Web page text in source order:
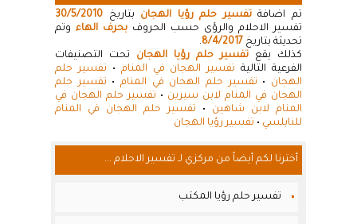
تم اضافةتفسير حلم رؤيا الهجان بتاريخ 30/5/2010
تفسير الاحلام والرؤى حسب الحروف بحرف الهاء وتم
تحديثة بتاريخ 8/4/2017
.
كذلك يقع تفسير حلم رؤيا الهجان تحت التصنيفات
الفرعية التالية تفسير الهجان في المنام • تفسير حلم
الهجان • تفسير حلم الهجان في المنام• تفسير حلم
الهجان في المنام لابن سيرين • تفسير حلم الهجان في
المنام لابن شاهين • تفسير حلم الهجان في المنام
للنابلسي • تفسير رؤيا الهجان
أخترنا لكم أيضاً من مركزي لـ تفسير الاحلام ...
تفسير حلم رؤيا المكتب